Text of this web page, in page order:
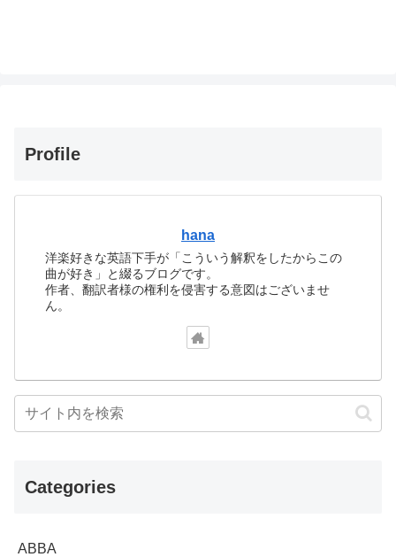
Profile
hana
洋楽好きな英語下手が「こういう解釈をしたからこの
曲が好き」と綴るブログです。
作者、翻訳者様の権利を侵害する意図はございませ
ん。
Categories
ABBA